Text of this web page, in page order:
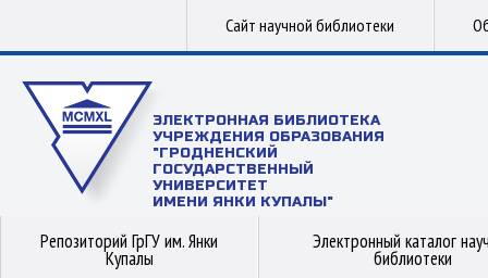
Сайт научной библиотеки
ЭЛЕКТРОННАЯ БИБЛИОТЕКА
УЧРЕЖДЕНИЯ ОБРАЗОВАНИЯ
"ГРОДНЕНСКИЙ
ГОСУДАРСТВЕННЫЙ
УНИВЕРСИТЕТ
ИМЕНИ ЯНКИ КУПАЛЫ"
Репозиторий ГрГУ им. Янки
Купалы
Электронный каталог
библиотеки